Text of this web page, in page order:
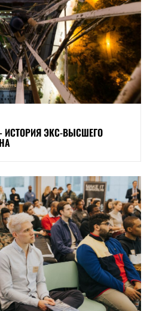
ЭКС-ВЫСШЕГО